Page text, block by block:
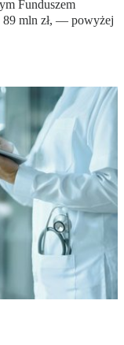
Funduszem
mln zł, — powyżej